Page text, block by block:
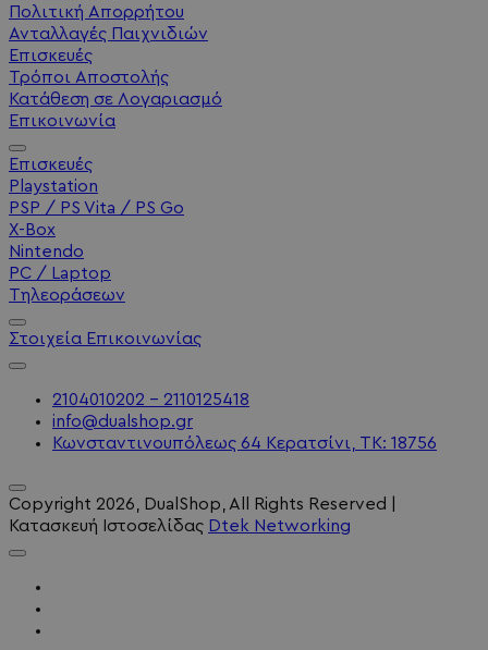
Πολιτική Απορρήτου
Ανταλλαγές Παιχνιδιών
Επισκευές
Τρόποι Αποστολής
Κατάθεση σε Λογαριασμό
Επικοινωνία
Επισκευές
Playstation
PSP / PS Vita / PS Go
X-Box
Nintendo
PC / Laptop
Τηλεοράσεων
Στοιχεία Επικοινωνίας
2104010202 - 2110125418
info@dualshop.gr
Κωνσταντινουπόλεως 64 Κερατσίνι, ΤΚ: 18756
Copyright 2026 , DualShop, All Rights Reserved
Κατασκευή Ιστοσελίδας Dtek Networking